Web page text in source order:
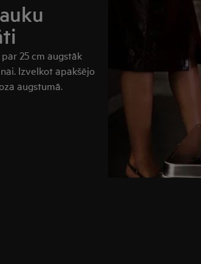
25 cm augstāk
Izvelkot apakšējo
augstumā.